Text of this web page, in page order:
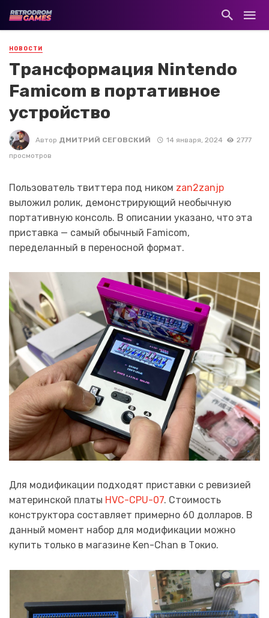
НОВОСТИ
Трансформация Nintendo
Famicom в портативное
устройство
Автор ДМИТРИЙ СЕГОВСКИЙ 14 января, 2024
2777
просмотров
Пользователь твиттера под ником zan2zanjp
выложил ролик, демонстрирующий необычную
портативную консоль. В описании указано, что эта
приставка — самый обычный Famicom,
переделанный в переносной формат.
Для модификации подходят приставки с ревизией
материнской платы HVC-CPU-07. Стоимость
конструктора составляет примерно 60 долларов. В
данный момент набор для модификации можно
купить только в магазине Ken-Chan в Токио.